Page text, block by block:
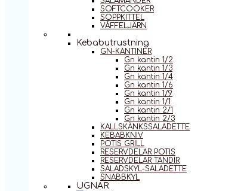
SOFTCOOKER
SOPPKITTEL
VÅFFELJÄRN
Kebabutrustning
GN-KANTINER
Gn kantin 1/2
Gn kantin 1/3
Gn kantin 1/4
Gn kantin 1/6
Gn kantin 1/9
Gn kantin 1/1
Gn kantin 2/1
Gn kantin 2/3
KALLSKÄNKSSALADETTE
KEBABKNIV
POTIS GRILL
RESERVDELAR POTIS
RESERVDELAR TANDIR
SALADSKYL-SALADETTE
SNABBKYL
UGNAR